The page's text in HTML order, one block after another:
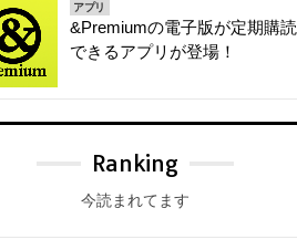
アプリ
&Premiumの電子版が定期購読
できるアプリが登場！
Ranking
今読まれてます